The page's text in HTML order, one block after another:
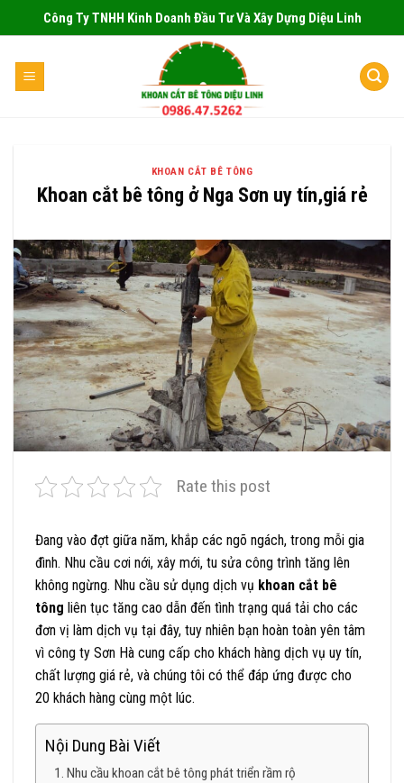
to
Công Ty TNHH Kinh Doanh Đầu Tư Và Xây Dựng Diệu Linh
KHOAN CẮT BÊ TÔNG
Khoan cắt bê tông ở Nga Sơn uy tín,giá rẻ
Rate this post
Đang vào đợt giữa năm, khắp các ngõ ngách, trong mỗi gia
đình. Nhu cầu cơi nới, xây mới, tu sửa công trình tăng lên
không ngừng. Nhu cầu sử dụng dịch vụ khoan cắt bê
tông liên tục tăng cao dẫn đến tình trạng quá tải cho các
đơn vị làm dịch vụ tại đây, tuy nhiên bạn hoàn toàn yên tâm
vì công ty Sơn Hà cung cấp cho khách hàng dịch vụ uy tín,
chất lượng giá rẻ, và chúng tôi có thể đáp ứng được cho
20 khách hàng cùng một lúc.
Nội Dung Bài Viết
Nhu cầu khoan cắt bê tông phát triển rầm rộ